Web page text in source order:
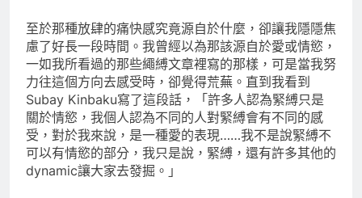
至於那種放肆的痛快感究竟源自於什麼，卻讓我隱隱焦
慮了好長一段時間。我曾經以為那該源自於愛或情慾，
一如我所看過的那些繩縛文章裡寫的那樣，可是當我努
力往這個方向去感受時，卻覺得荒蕪。直到我看到
Subay Kinbaku寫了這段話，「許多人認為緊縛只是
關於情慾，我個人認為不同的人對緊縛會有不同的感
受，對於我來說，是一種愛的表現……我不是說緊縛不
可以有情慾的部分，我只是說，緊縛，還有許多其他的
dynamic讓大家去發掘。」